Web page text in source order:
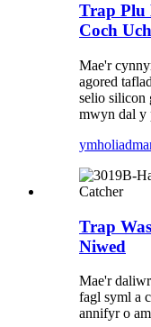
Trap Plu
Coch
Mae'r
agored
selio
mwyn dal y
ymholiad
Trap
Niwed
Mae'r
fagl syml a
annifyr o